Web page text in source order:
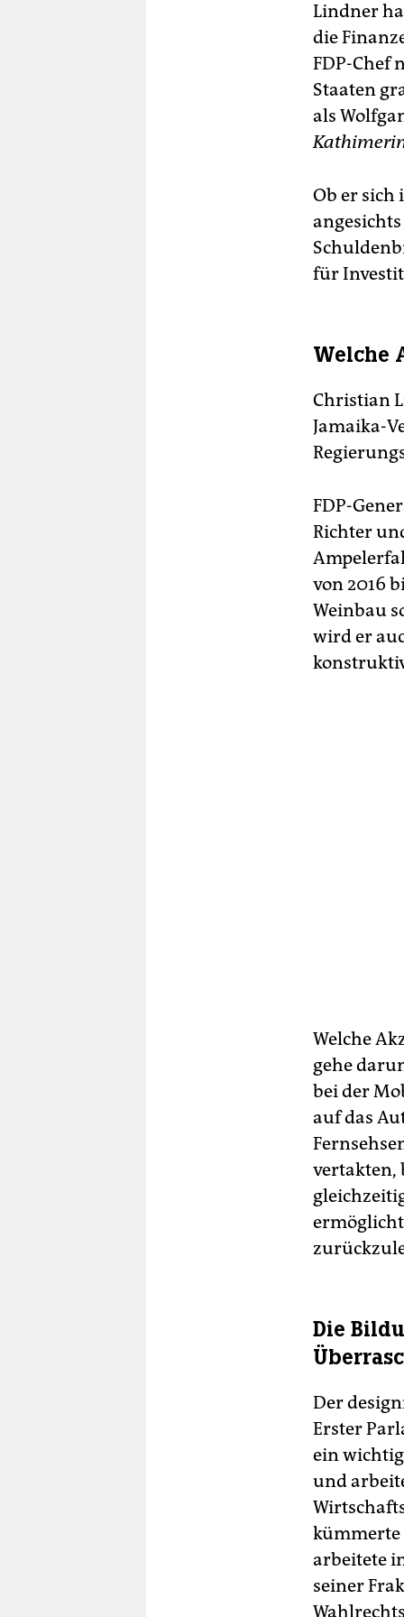
Lindner
die
FDP-Chef
Staaten
als
Ob er sich
für
Welche
Christian
Jamaika-
FDP-
Richter
von 2016
Weinbau
wird er
Welche
gehe
bei der
auf das
vertakten,
Die
Der
Erster
ein
und
kümmerte
arbeitete
seiner